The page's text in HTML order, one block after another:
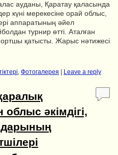
ауданы, Қаратау қаласында
күні мерекесіне орай облыс,
аппаратының әйел
турнир өтті. Аталған
қатысты. Жарыс нәтижесі
Фотогалерея Leave a reply
әкімдігі,